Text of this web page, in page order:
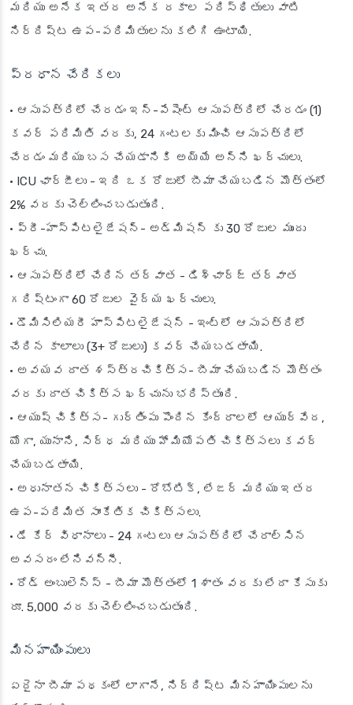
మరియు అనేక ఇతర అనేక రకాల పరిస్థితులు వాటి
నిర్దిష్ట ఉప-పరిమితులను కలిగి ఉంటాయి.
ప్రధాన చేరికలు
• ఆసుపత్రిలో చేరడం ఇన్-పేషెంట్ ఆసుపత్రిలో చేరడం (1)
కవర్ పరిమితి వరకు, 24 గంటలకు మించి ఆసుపత్రిలో
చేరడం మరియు బస చేయడానికి అయ్యే అన్ని ఖర్చులు.
• ICU ఛార్జీలు - ఇది ఒక రోజులో బీమా చేయబడిన మొత్తంలో
2% వరకు చెల్లించబడుతుంది.
• ప్రీ-హాస్పిటలైజేషన్- అడ్మిషన్ కు 30 రోజుల ముందు
ఖర్చు.
• ఆసుపత్రిలో చేరిన తర్వాత - డిశ్చార్జ్ తర్వాత
గరిష్టంగా 60 రోజుల వైద్య ఖర్చులు.
• డొమిసిలియరీ హాస్పిటలైజేషన్ - ఇంట్లో ఆసుపత్రిలో
చేరిన కాలాలు (3+ రోజులు) కవర్ చేయబడతాయి.
• అవయవ దాత శస్త్రచికిత్స- బీమా చేయబడిన మొత్తం
వరకు దాత చికిత్స ఖర్చును భరిస్తుంది.
• ఆయుష్ చికిత్స- గుర్తింపు పొందిన కేంద్రాలలో ఆయుర్వేద,
యోగా, యునాని, సిద్ధ మరియు హోమియోపతి చికిత్సలు కవర్
చేయబడతాయి.
• అధునాతన చికిత్సలు - రోబోటిక్, లేజర్ మరియు ఇతర
ఉప-పరిమిత సాంకేతిక చికిత్సలు.
• డే కేర్ విధానాలు - 24 గంటలు ఆసుపత్రిలో చేరాల్సిన
అవసరం లేనివన్నీ.
• రోడ్ అంబులెన్స్ - బీమా మొత్తంలో 1 శాతం వరకు లేదా కేసుకు
రూ. 5,000 వరకు చెల్లించబడుతుంది.
మినహాయింపులు
ఏదైనా బీమా పథకంలో లాగానే, నిర్దిష్ట మినహాయింపులను